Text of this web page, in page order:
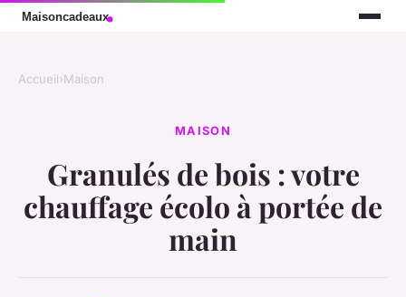
Accueil›Maison
MAISON
Granulés de bois : votre
chauffage écolo à portée de
main